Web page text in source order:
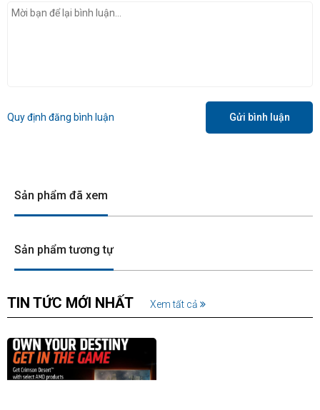
Quy định đăng bình luận Gửi bình luận
Sản phẩm đã xem
Sản phẩm tương tự
TIN TỨC MỚI NHẤT Xem tất cả